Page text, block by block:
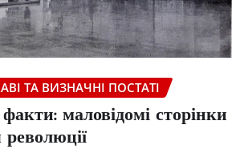
ТА ВИЗНАЧНІ ПОСТАТІ
маловідомі сторінки